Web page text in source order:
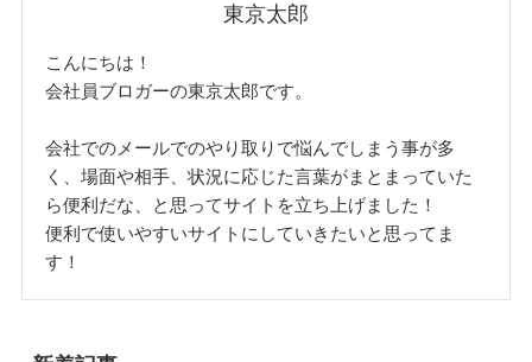
東京太郎
こんにちは！
会社員ブロガーの東京太郎です。
会社でのメールでのやり取りで悩んでしまう事が多
く、場面や相手、状況に応じた言葉がまとまっていた
ら便利だな、と思ってサイトを立ち上げました！
便利で使いやすいサイトにしていきたいと思ってま
す！